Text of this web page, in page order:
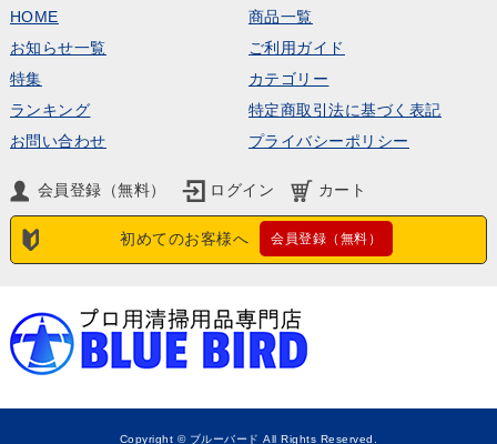
HOME
商品一覧
お知らせ一覧
ご利用ガイド
特集
カテゴリー
ランキング
特定商取引法に基づく表記
お問い合わせ
プライバシーポリシー
会員登録（無料） ログイン カート
初めてのお客様へ 会員登録（無料）
Copyright © ブルーバード All Rights Reserved.